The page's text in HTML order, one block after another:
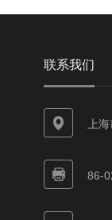
联系我们
上
86-